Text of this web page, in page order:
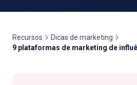
Recursos
Dicas de marketing
9 plataformas de marketing de